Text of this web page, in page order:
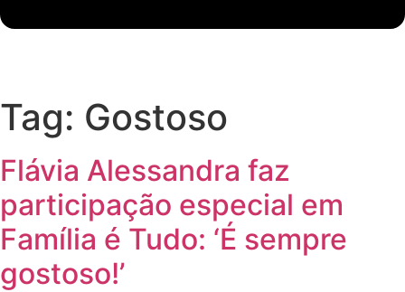
Tag: Gostoso
Flávia Alessandra faz
participação especial em
Família é Tudo: ‘É sempre
gostoso!’